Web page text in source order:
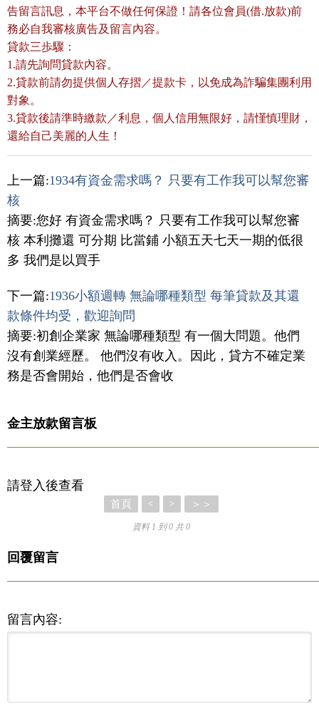
告留言訊息，本平台不做任何保證！請各位會員(借.放款)前
務必自我審核廣告及留言內容。
貸款三歩驟：
1.請先詢問貸款內容。
2.貸款前請勿提供個人存摺／提款卡，以免成為詐騙集團利用
對象。
3.貸款後請準時繳款／利息，個人信用無限好，請慬慎理財，
還給自己美麗的人生！
上一篇:1934有資金需求嗎？ 只要有工作我可以幫您審
核
摘要:您好 有資金需求嗎？ 只要有工作我可以幫您審
核 本利攤還 可分期 比當鋪 小額五天七天一期的低很
多 我們是以買手
下一篇:1936小額週轉 無論哪種類型 每筆貸款及其還
款條件均受，歡迎詢問
摘要:初創企業家 無論哪種類型 有一個大問題。他們
沒有創業經歷。 他們沒有收入。因此，貸方不確定業
務是否會開始，他們是否會收
金主放款留言板
請登入後查看
首頁 < > ＞＞
資料 1 到 0 共 0
回覆留言
留言內容: